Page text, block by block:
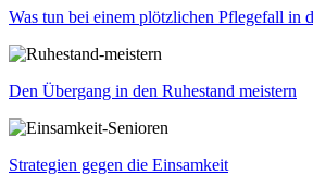
Was tun bei einem plötzlichen Pflegefall in
Den Übergang in den Ruhestand meistern
Strategien gegen die Einsamkeit